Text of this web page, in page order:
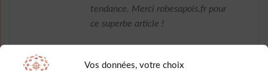
Vos données, votre choix
tendance. Merci robesapois.fr pour
ce superbe article !